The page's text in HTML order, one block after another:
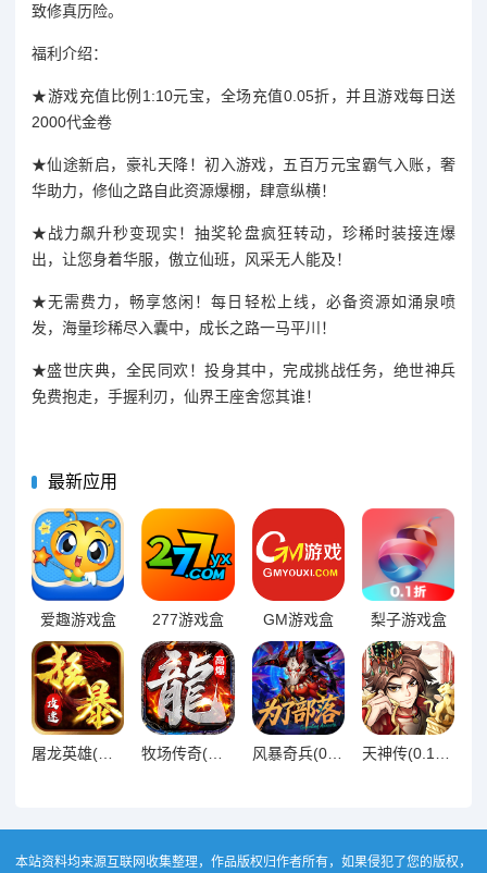
致修真历险。
福利介绍：
★游戏充值比例1:10元宝，全场充值0.05折，并且游戏每日送
2000代金卷
★仙途新启，豪礼天降！初入游戏，五百万元宝霸气入账，奢
华助力，修仙之路自此资源爆棚，肆意纵横！
★战力飙升秒变现实！抽奖轮盘疯狂转动，珍稀时装接连爆
出，让您身着华服，傲立仙班，风采无人能及！
★无需费力，畅享悠闲！每日轻松上线，必备资源如涌泉喷
发，海量珍稀尽入囊中，成长之路一马平川！
★盛世庆典，全民同欢！投身其中，完成挑战任务，绝世神兵
免费抱走，手握利刃，仙界王座舍您其谁！
最新应用
爱趣游戏盒 277游戏盒 GM游戏盒 梨子游戏盒
风暴奇兵(0.05折万元真充)
本站资料均来源互联网收集整理，作品版权归作者所有，如果侵犯了您的版权，